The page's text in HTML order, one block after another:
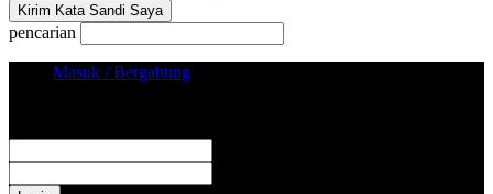
pencarian
Masuk / Bergabung